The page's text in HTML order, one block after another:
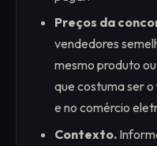
Preços da
vendedores
mesmo produto
que costuma ser
e no comércio
Contexto.